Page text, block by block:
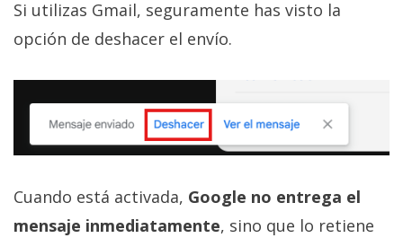
Si utilizas Gmail, seguramente has visto la
opción de deshacer el envío.
Cuando está activada, Google no entrega el
mensaje inmediatamente, sino que lo retiene